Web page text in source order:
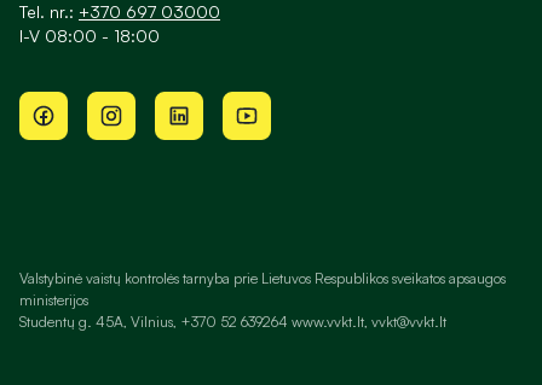
Tel. nr.: +370 697 03000
I-V 08:00 - 18:00
Valstybinė vaistų kontrolės tarnyba prie Lietuvos Respublikos sveikatos apsaugos
ministerijos
Studentų g. 45A, Vilnius, +370 52 639264 www.vvkt.lt, vvkt@vvkt.lt